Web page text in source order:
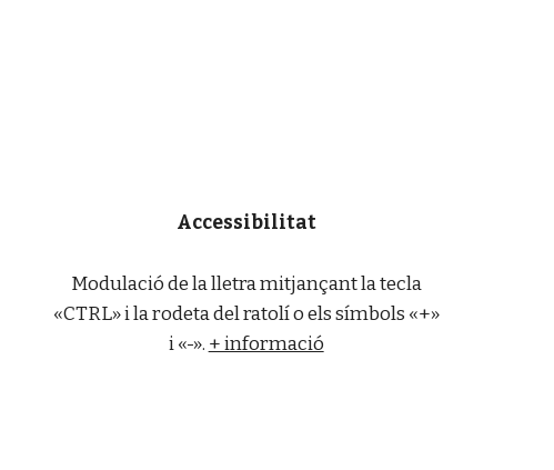
Accessibilitat
Modulació de la lletra mitjançant la tecla
«CTRL» i la rodeta del ratolí o els símbols «+»
i «-». + informació